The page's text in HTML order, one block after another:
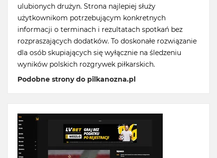
ulubionych drużyn. Strona najlepiej służy
użytkownikom potrzebującym konkretnych
informacji o terminach i rezultatach spotkań bez
rozpraszających dodatków. To doskonałe rozwiązanie
dla osób skupiających się wyłącznie na śledzeniu
wyników polskich rozgrywek piłkarskich.
Podobne strony do pilkanozna.pl